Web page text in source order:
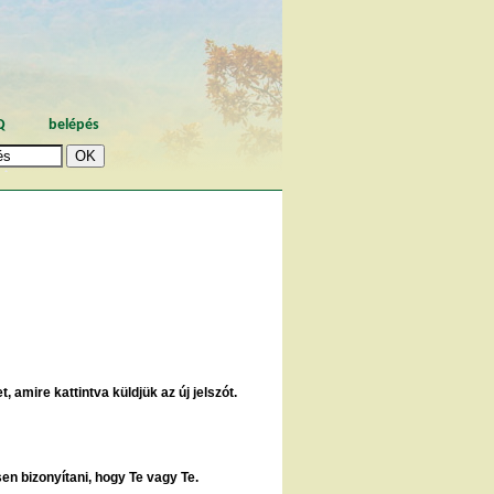
belépés
amire kattintva küldjük az új jelszót.
bizonyítani, hogy Te vagy Te.